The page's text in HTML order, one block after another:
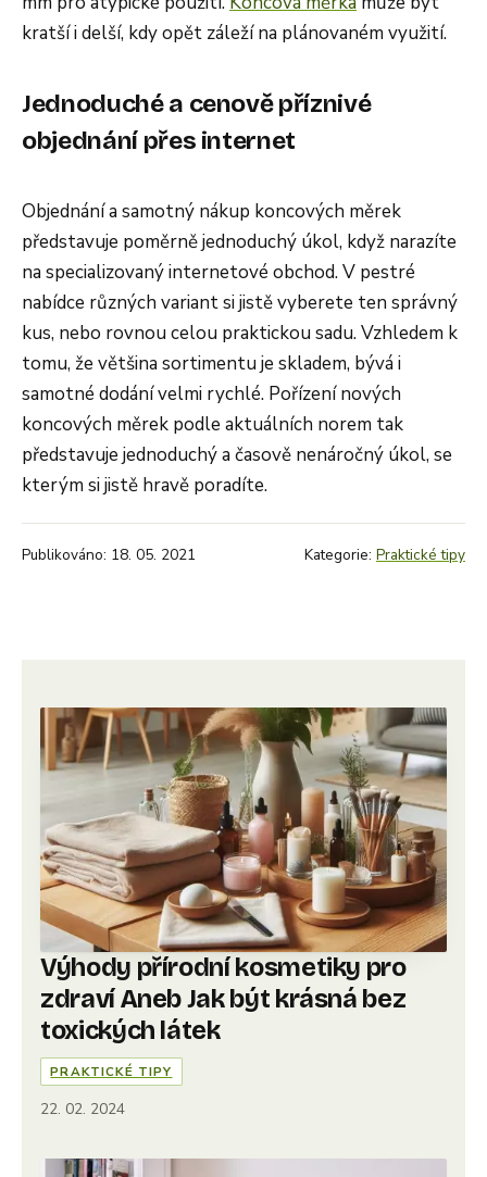
kratší i delší, kdy opět záleží na plánovaném využití.
Jednoduché a cenově příznivé
objednání přes internet
Objednání a samotný nákup koncových měrek
představuje poměrně jednoduchý úkol, když narazíte
na specializovaný internetové obchod. V pestré
nabídce různých variant si jistě vyberete ten správný
kus, nebo rovnou celou praktickou sadu. Vzhledem k
tomu, že většina sortimentu je skladem, bývá i
samotné dodání velmi rychlé. Pořízení nových
koncových měrek podle aktuálních norem tak
představuje jednoduchý a časově nenáročný úkol, se
kterým si jistě hravě poradíte.
Publikováno: 18. 05. 2021 Kategorie: Praktické tipy
Výhody přírodní kosmetiky pro
zdraví Aneb Jak být krásná bez
toxických látek
PRAKTICKÉ TIPY
22. 02. 2024